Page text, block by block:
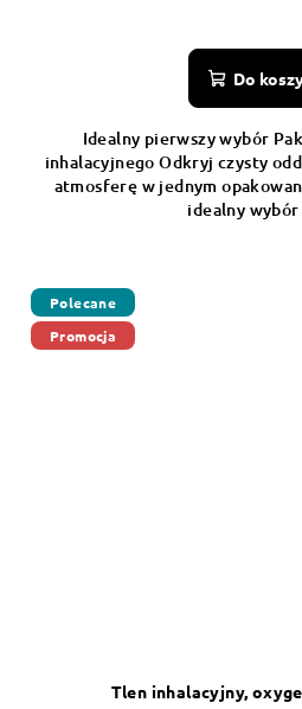
Do
Idealny pierwszy wybór
inhalacyjnego Odkryj czysty
atmosferę w jednym
idealny wybór
Polecane
Promocja
Tlen inhalacyjny,